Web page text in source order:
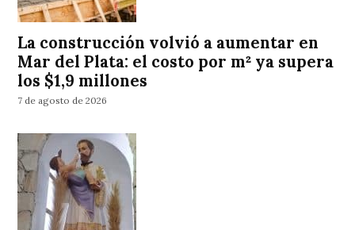
La construcción volvió a aumentar en
Mar del Plata: el costo por m² ya supera
los $1,9 millones
7 de agosto de 2026